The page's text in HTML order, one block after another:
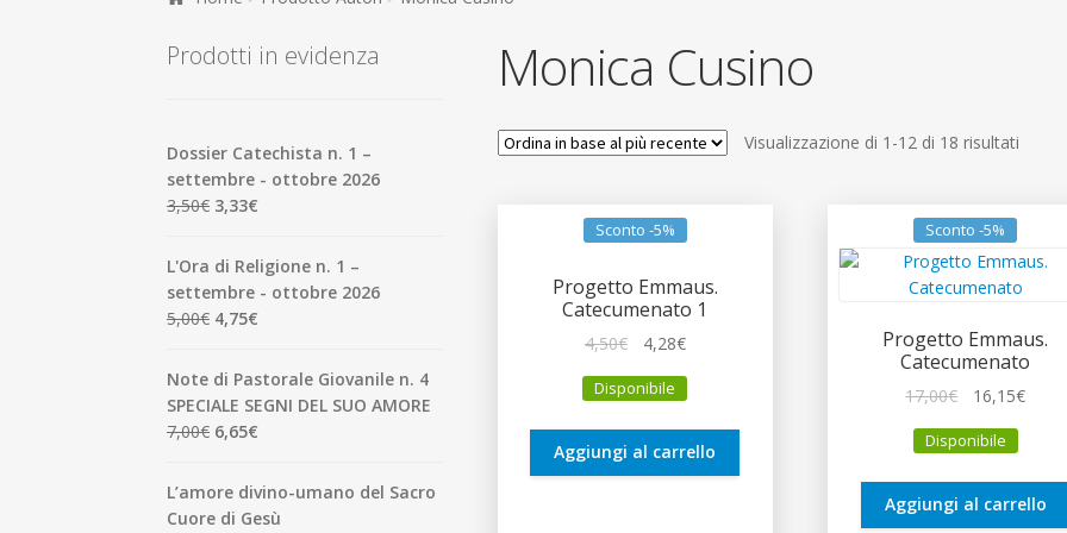
Monica Cusino
Visualizzazione di 1-12 di 18 risultatiOrdina
recente
Sconto -5%
Progetto Emmaus.
Catecumenato 1
4,50€
originale
4,50€.
4,28€Il
attuale
4,28€.
Disponibile
Aggiungi al carrello
Sconto -5%
Progetto Emmaus.
Catecumenato
17,00€
originale
17,00€.
16,15€Il
Disponibile
Aggiungi al carrello
Prodotti in evidenza
Dossier Catechista n. 1 –
settembre - ottobre 2026
3,50€ Il
originale
era:
3,50€.
3,33€
attuale
è:
L'Ora di Religione n. 1 –
settembre - ottobre 2026
5,00€ Il
originale
era:
5,00€.
4,75€
attuale
è:
Note di Pastorale Giovanile n. 4
SPECIALE SEGNI DEL SUO AMORE
7,00€ Il
originale
era:
6,65€
attuale
L’amore divino-umano del Sacro
Cuore di Gesù